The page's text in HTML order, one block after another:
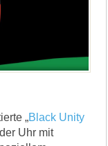
„Black Unity
Uhr mit